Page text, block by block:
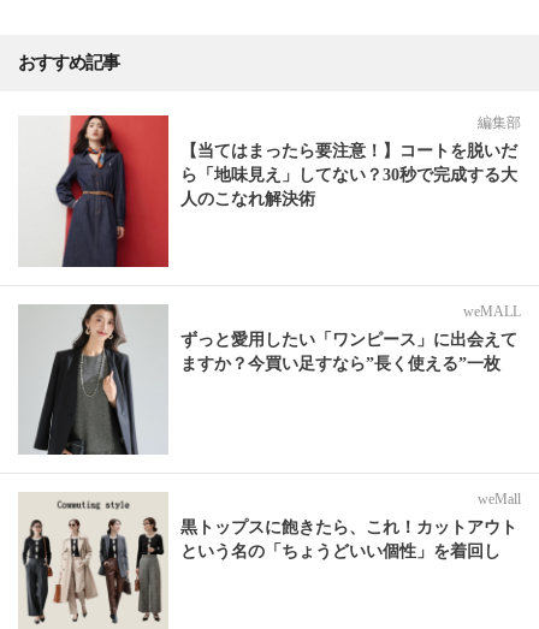
おすすめ記事
編集部
【当てはまったら要注意！】コートを脱いだ
ら「地味見え」してない？30秒で完成する大
人のこなれ解決術
weMALL
ずっと愛用したい「ワンピース」に出会えて
ますか？今買い足すなら”長く使える”一枚
weMall
黒トップスに飽きたら、これ！カットアウト
という名の「ちょうどいい個性」を着回し